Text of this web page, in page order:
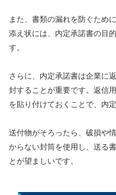
また、書類の漏れを防ぐために
添え状には、内定承諾書の目
す。
さらに、内定承諾書は企業に
封することが重要です。返信
を貼り付けておくことで、内
送付物がそろったら、破損や
からない封筒を使用し、送る
とが望ましいです。